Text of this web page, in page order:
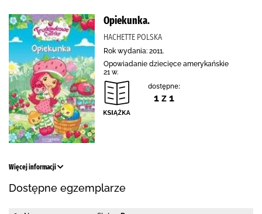
Opiekunka.
HACHETTE POLSKA
Rok wydania: 2011.
Opowiadanie dziecięce amerykańskie
21 w.
dostępne:
1 z 1
Więcej informacji
Dostępne egzemplarze